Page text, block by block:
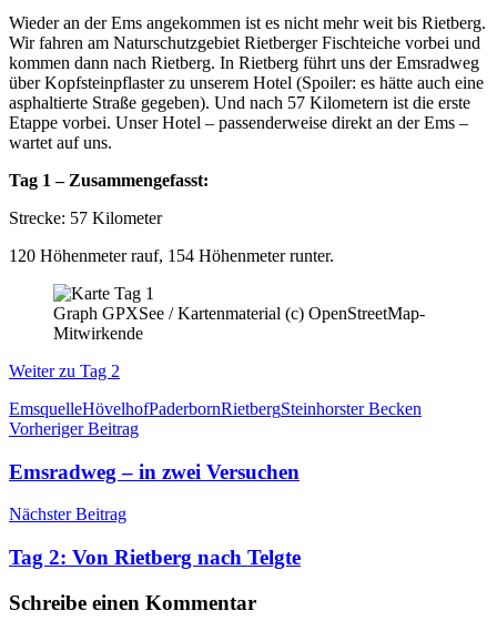
Wieder an der Ems angekommen ist es nicht mehr weit bis Rietberg.
Wir fahren am Naturschutzgebiet Rietberger Fischteiche vorbei und
kommen dann nach Rietberg. In Rietberg führt uns der Emsradweg
über Kopfsteinpflaster zu unserem Hotel (Spoiler: es hätte auch eine
asphaltierte Straße gegeben). Und nach 57 Kilometern ist die erste
Etappe vorbei. Unser Hotel – passenderweise direkt an der Ems –
wartet auf uns.
Tag 1 – Zusammengefasst:
Strecke: 57 Kilometer
120 Höhenmeter rauf, 154 Höhenmeter runter.
Graph GPXSee / Kartenmaterial (c) OpenStreetMap-
Mitwirkende
Weiter zu Tag 2
Schlagwörter
EmsquelleHövelhofPaderbornRietbergSteinhorster Becken
Beitragsnavigation
Vorheriger Beitrag
Emsradweg – in zwei Versuchen
Nächster Beitrag
Tag 2: Von Rietberg nach Telgte
Schreibe einen Kommentar